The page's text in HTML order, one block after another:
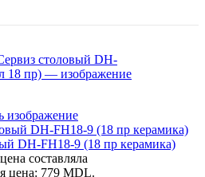
изображение
DH-FH18-9 (18 пр керамика)
составляла
цена: 779 MDL.